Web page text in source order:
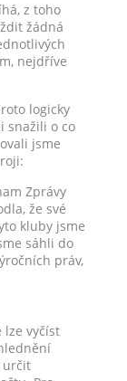
z toho
žádná
nejdříve
logicky
snažili o co
jsme
Zprávy
že své
kluby jsme
sáhli do
práv,
lze vyčíst
určit